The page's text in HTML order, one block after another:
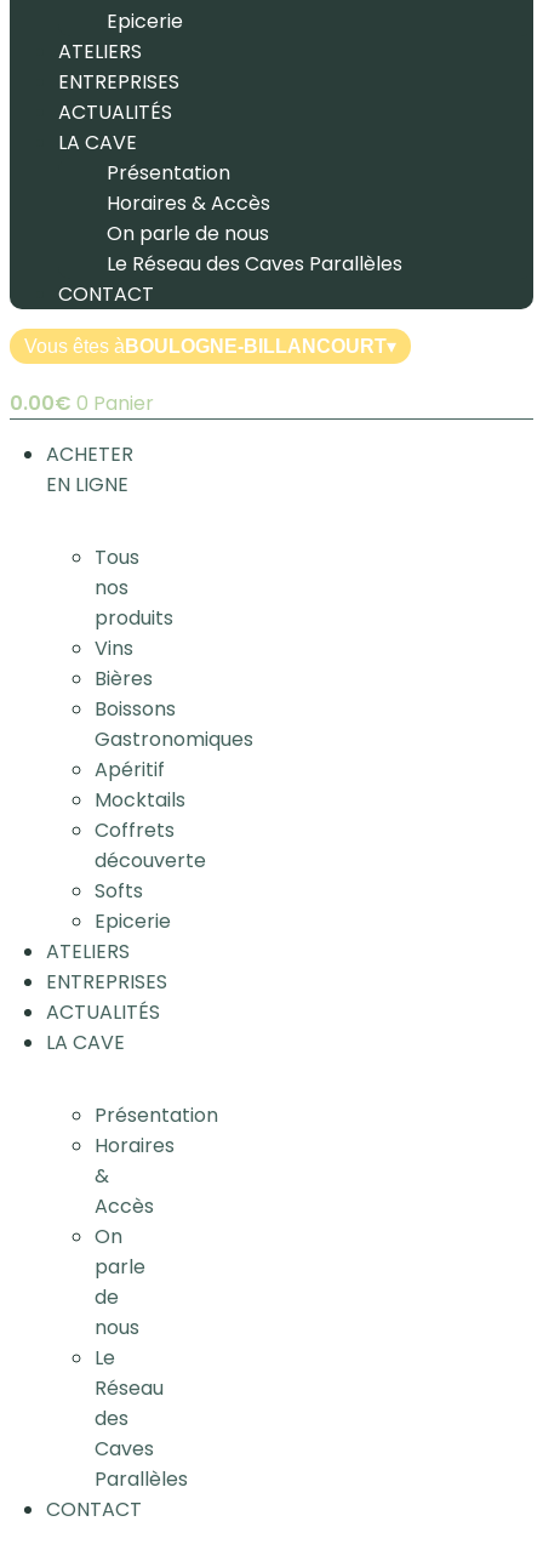
Epicerie
ATELIERS
ENTREPRISES
ACTUALITÉS
LA CAVE
Présentation
Horaires & Accès
On parle de nous
Le Réseau des Caves Parallèles
CONTACT
Vous êtes à BOULOGNE-BILLANCOURT▾
0.00€ 0 Panier
ACHETER
EN LIGNE
Tous
nos
produits
Vins
Bières
Boissons
Gastronomiques
Apéritif
Mocktails
Coffrets
découverte
Softs
Epicerie
ATELIERS
ENTREPRISES
ACTUALITÉS
LA CAVE
Présentation
Horaires
&
Accès
On
parle
de
nous
Le
Réseau
des
Caves
Parallèles
CONTACT